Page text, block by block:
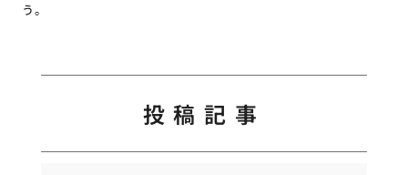
う。
投稿記事